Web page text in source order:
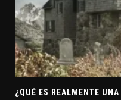
¿QUÉ ES REALMENTE